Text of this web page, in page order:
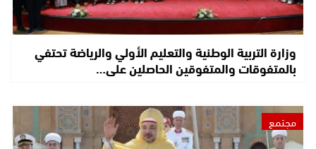
وزارة التربية الوطنية والتعليم الأولي والرياضة تحتفي
بالمتفوقات والمتفوقين الحاصلين على…
مجتمع